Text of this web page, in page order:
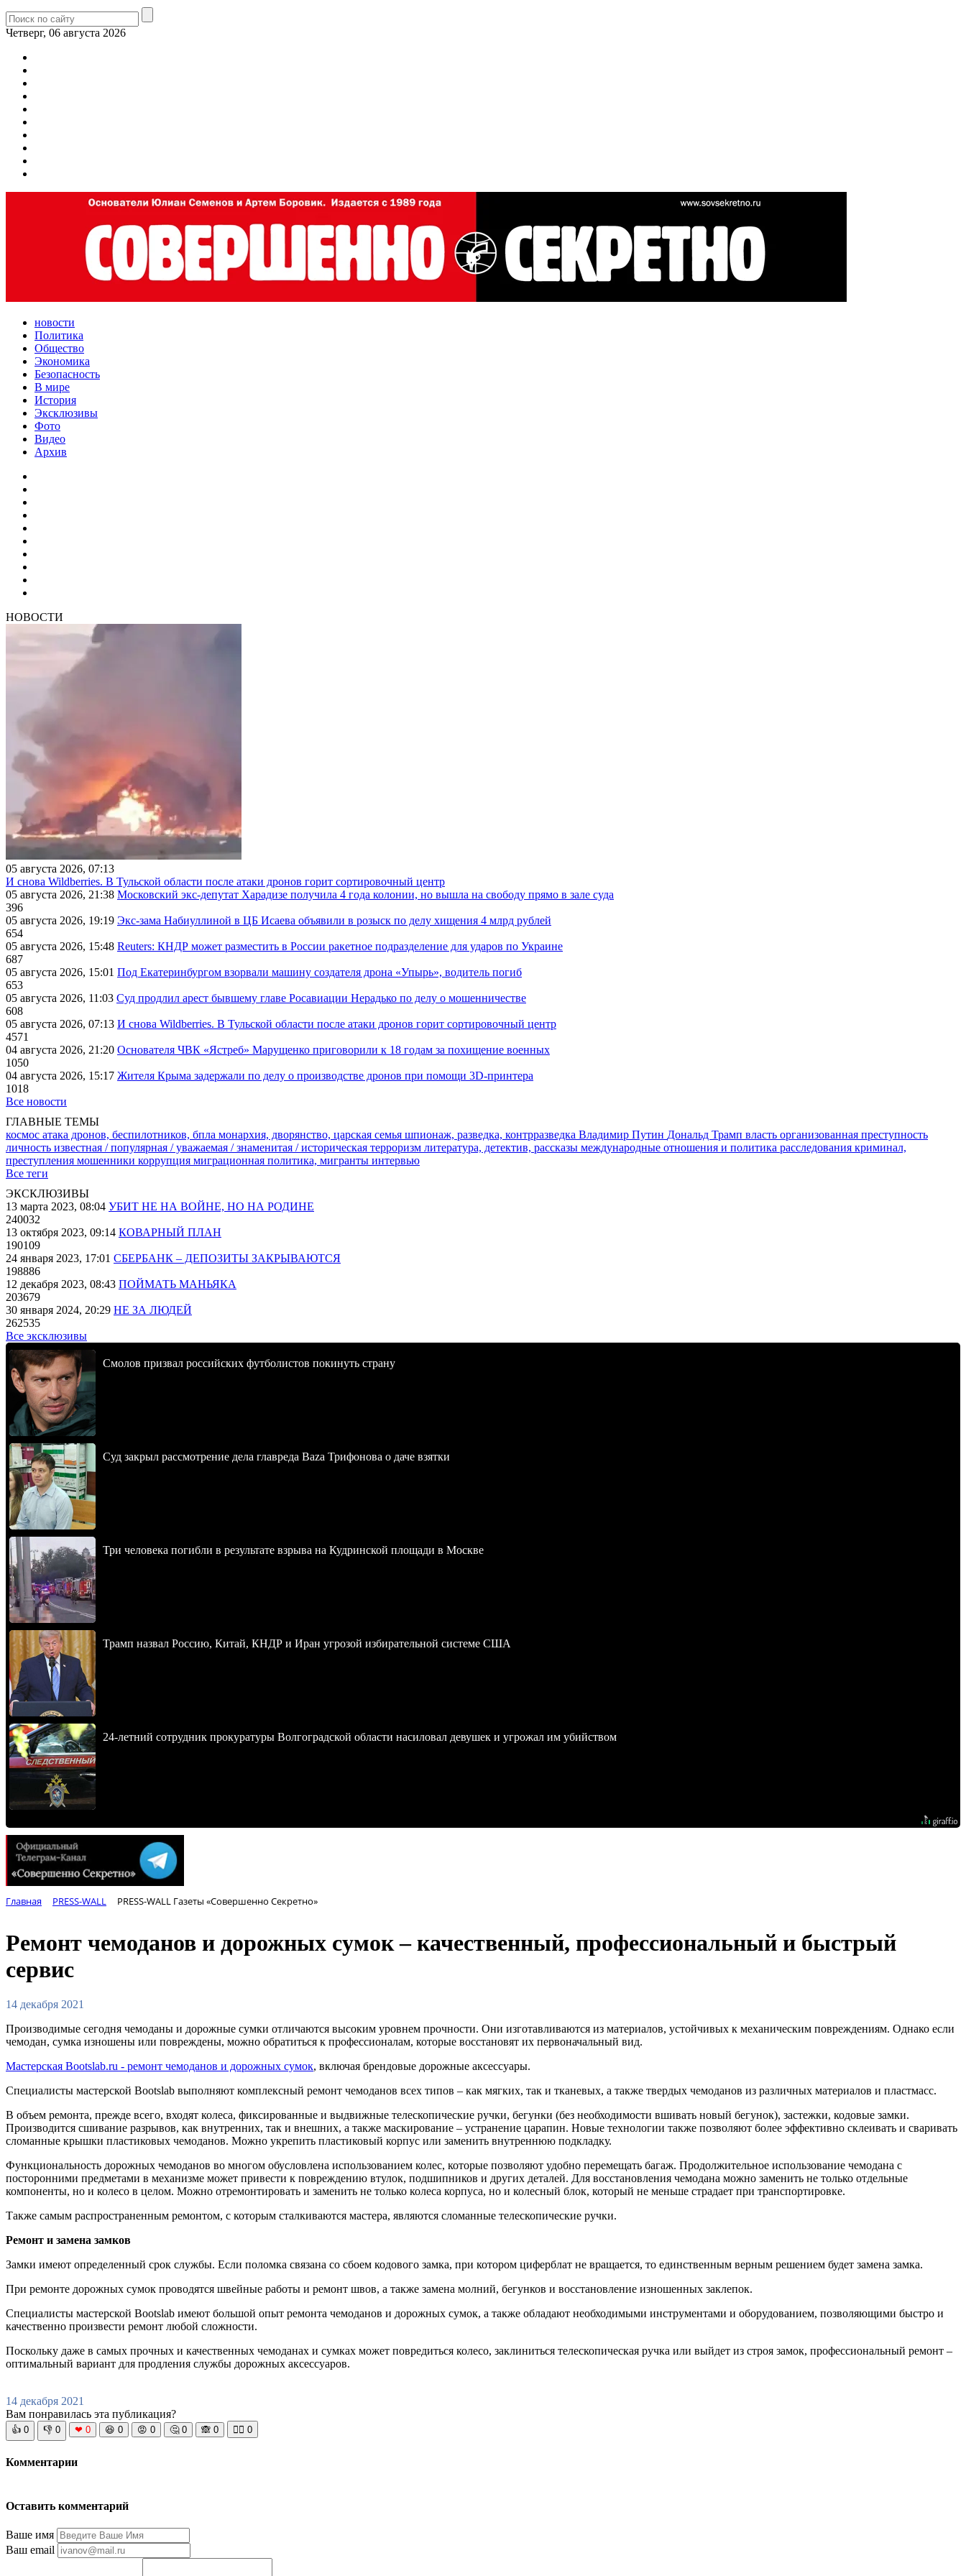
Четверг, 06 августа 2026
новости
Политика
Общество
Экономика
Безопасность
В мире
История
Эксклюзивы
Фото
Видео
Архив
НОВОСТИ
05 августа 2026, 07:13
И снова Wildberries. В Тульской области после атаки дронов горит сортировочный центр
05 августа 2026, 21:38 Московский экс-депутат Харадизе получила 4 года колонии, но вышла на свободу прямо в зале суда
396
05 августа 2026, 19:19 Экс-зама Набиуллиной в ЦБ Исаева объявили в розыск по делу хищения 4 млрд рублей
654
05 августа 2026, 15:48 Reuters: КНДР может разместить в России ракетное подразделение для ударов по Украине
687
05 августа 2026, 15:01 Под Екатеринбургом взорвали машину создателя дрона «Упырь», водитель погиб
653
05 августа 2026, 11:03 Суд продлил арест бывшему главе Росавиации Нерадько по делу о мошенничестве
608
05 августа 2026, 07:13 И снова Wildberries. В Тульской области после атаки дронов горит сортировочный центр
4571
04 августа 2026, 21:20 Основателя ЧВК «Ястреб» Марущенко приговорили к 18 годам за похищение военных
1050
04 августа 2026, 15:17 Жителя Крыма задержали по делу о производстве дронов при помощи 3D‑принтера
1018
Все новости
ГЛАВНЫЕ ТЕМЫ
космос атака дронов, беспилотников, бпла монархия, дворянство, царская семья шпионаж, разведка, контрразведка Владимир Путин Дональд Трамп власть организованная преступность
личность известная / популярная / уважаемая / знаменитая / историческая терроризм литература, детектив, рассказы международные отношения и политика расследования криминал,
преступления мошенники коррупция миграционная политика, мигранты интервью
Все теги
ЭКСКЛЮЗИВЫ
13 марта 2023, 08:04 УБИТ НЕ НА ВОЙНЕ, НО НА РОДИНЕ
240032
13 октября 2023, 09:14 КОВАРНЫЙ ПЛАН
190109
24 января 2023, 17:01 СБЕРБАНК – ДЕПОЗИТЫ ЗАКРЫВАЮТСЯ
198886
12 декабря 2023, 08:43 ПОЙМАТЬ МАНЬЯКА
203679
30 января 2024, 20:29 НЕ ЗА ЛЮДЕЙ
262535
Все эксклюзивы
Смолов призвал российских футболистов покинуть страну
Суд закрыл рассмотрение дела главреда Baza Трифонова о даче взятки
Три человека погибли в результате взрыва на Кудринской площади в Москве
Трамп назвал Россию, Китай, КНДР и Иран угрозой избирательной системе США
24-летний сотрудник прокуратуры Волгоградской области насиловал девушек и угрожал им убийством
Главная PRESS-WALL PRESS-WALL Газеты «Совершенно Секретно»
Ремонт чемоданов и дорожных сумок – качественный, профессиональный и быстрый
сервис
14 декабря 2021
Производимые сегодня чемоданы и дорожные сумки отличаются высоким уровнем прочности. Они изготавливаются из материалов, устойчивых к механическим повреждениям. Однако если
чемодан, сумка изношены или повреждены, можно обратиться к профессионалам, которые восстановят их первоначальный вид.
Мастерская Bootslab.ru - ремонт чемоданов и дорожных сумок, включая брендовые дорожные аксессуары.
Специалисты мастерской Bootslab выполняют комплексный ремонт чемоданов всех типов – как мягких, так и тканевых, а также твердых чемоданов из различных материалов и пластмасс.
В объем ремонта, прежде всего, входят колеса, фиксированные и выдвижные телескопические ручки, бегунки (без необходимости вшивать новый бегунок), застежки, кодовые замки.
Производится сшивание разрывов, как внутренних, так и внешних, а также маскирование – устранение царапин. Новые технологии также позволяют более эффективно склеивать и сваривать
сломанные крышки пластиковых чемоданов. Можно укрепить пластиковый корпус или заменить внутреннюю подкладку.
Функциональность дорожных чемоданов во многом обусловлена использованием колес, которые позволяют удобно перемещать багаж. Продолжительное использование чемодана с
посторонними предметами в механизме может привести к повреждению втулок, подшипников и других деталей. Для восстановления чемодана можно заменить не только отдельные
компоненты, но и колесо в целом. Можно отремонтировать и заменить не только колеса корпуса, но и колесный блок, который не меньше страдает при транспортировке.
Также самым распространенным ремонтом, с которым сталкиваются мастера, являются сломанные телескопические ручки.
Ремонт и замена замков
Замки имеют определенный срок службы. Если поломка связана со сбоем кодового замка, при котором циферблат не вращается, то единственным верным решением будет замена замка.
При ремонте дорожных сумок проводятся швейные работы и ремонт швов, а также замена молний, бегунков и восстановление изношенных заклепок.
Специалисты мастерской Bootslab имеют большой опыт ремонта чемоданов и дорожных сумок, а также обладают необходимыми инструментами и оборудованием, позволяющими быстро и
качественно произвести ремонт любой сложности.
Поскольку даже в самых прочных и качественных чемоданах и сумках может повредиться колесо, заклиниться телескопическая ручка или выйдет из строя замок, профессиональный ремонт –
оптимальный вариант для продления службы дорожных аксессуаров.
14 декабря 2021
Вам понравилась эта публикация?
👍 0 👎 0 ❤ 0 😆 0 😡 0 🤔 0 🙈 0 🧘‍♀️ 0
Комментарии
Оставить комментарий
Ваше имя
Ваш email